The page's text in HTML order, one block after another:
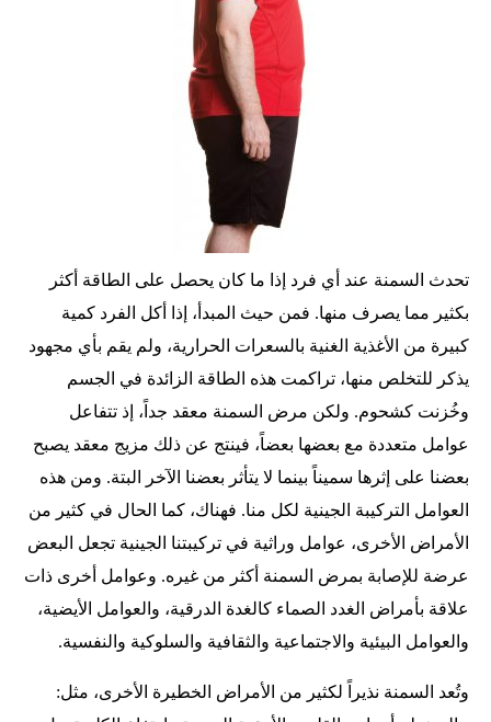
تحدث السمنة عند أي فرد إذا ما كان يحصل على الطاقة أكثر
بكثير مما يصرف منها. فمن حيث المبدأ، إذا أكل الفرد كمية
كبيرة من الأغذية الغنية بالسعرات الحرارية، ولم يقم بأي مجهود
يذكر للتخلص منها، تراكمت هذه الطاقة الزائدة في الجسم
وخُزنت كشحوم. ولكن مرض السمنة معقد جداً، إذ تتفاعل
عوامل متعددة مع بعضها بعضاً، فينتج عن ذلك مزيج معقد يصبح
بعضنا على إثرها سميناً بينما لا يتأثر بعضنا الآخر البتة. ومن هذه
العوامل التركيبة الجينية لكل منا. فهناك، كما الحال في كثير من
الأمراض الأخرى، عوامل وراثية في تركيبتنا الجينية تجعل البعض
عرضة للإصابة بمرض السمنة أكثر من غيره. وعوامل أخرى ذات
علاقة بأمراض الغدد الصماء كالغدة الدرقية، والعوامل الأيضية،
والعوامل البيئية والاجتماعية والثقافية والسلوكية والنفسية.
وتُعد السمنة نذيراً لكثير من الأمراض الخطيرة الأخرى، مثل: